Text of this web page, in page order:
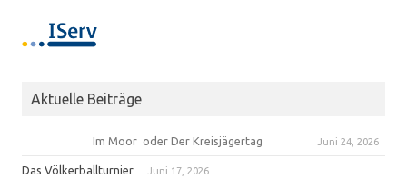
Aktuelle Beiträge
Im Moor oder Der Kreisjägertag Juni 24, 2026
Das Völkerballturnier Juni 17, 2026